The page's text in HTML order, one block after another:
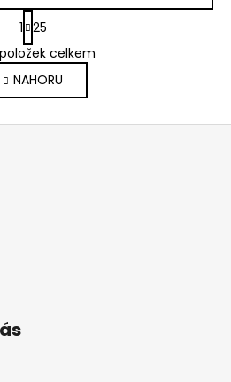
O
v
l
á
d
S
t
r
á
n
k
o
1 25
položek celkem
NAHORU